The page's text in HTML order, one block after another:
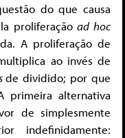
do que causa
proliferaçãoad hoc
A proliferação de
ao invés de
de dividido; por que
primeira alternativa
de simplesmente
indefinidamente: